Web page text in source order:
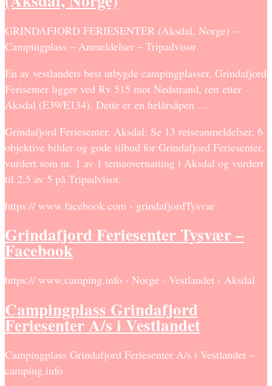
GRINDAFJORD FERIESENTER (Aksdal, Norge) –
Campingplass – Anmeldelser – Tripadvisor
En av vestlandets best utbygde campingplasser, Grindafjord
Ferisenter ligger ved Rv 515 mot Nedstrand, rett etter
Aksdal (E39/E134). Dette er en helårsåpen …
Grindafjord Feriesenter, Aksdal: Se 13 reiseanmeldelser, 6
objektive bilder og gode tilbud for Grindafjord Feriesenter,
vurdert som nr. 1 av 1 temaovernatting i Aksdal og vurdert
til 2,5 av 5 på Tripadvisor.
https:// www.facebook.com › grindafjordTysvar
Grindafjord Feriesenter Tysvær –
Facebook
https:// www.camping.info › Norge › Vestlandet › Aksdal
Campingplass Grindafjord
Feriesenter A/s i Vestlandet
Campingplass Grindafjord Feriesenter A/s i Vestlandet –
camping.info